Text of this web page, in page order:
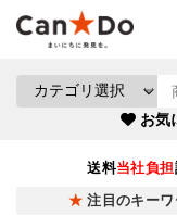
お気
送料当社負担
注目のキーワ